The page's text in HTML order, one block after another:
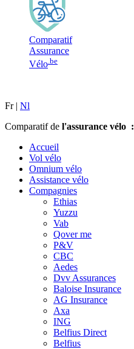
Comparatif
Assurance
Vélo.be
Fr | Nl
Comparatif de l'assurance vélo :
Accueil
Vol vélo
Omnium vélo
Assistance vélo
Compagnies
Ethias
Yuzzu
Vab
Qover me
P&V
CBC
Aedes
Dvv Assurances
Baloise Insurance
AG Insurance
Axa
ING
Belfius Direct
Belfius